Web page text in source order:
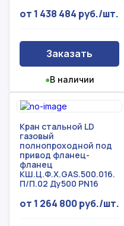
от 1 438 484 руб./шт.
Заказать
●В наличии
Кран стальной LD
газовый
полнопроходной под
привод фланец-
фланец
КШ.Ц.Ф.Х.GAS.500.016.
П/П.02 Ду500 PN16
от 1 264 800 руб./шт.